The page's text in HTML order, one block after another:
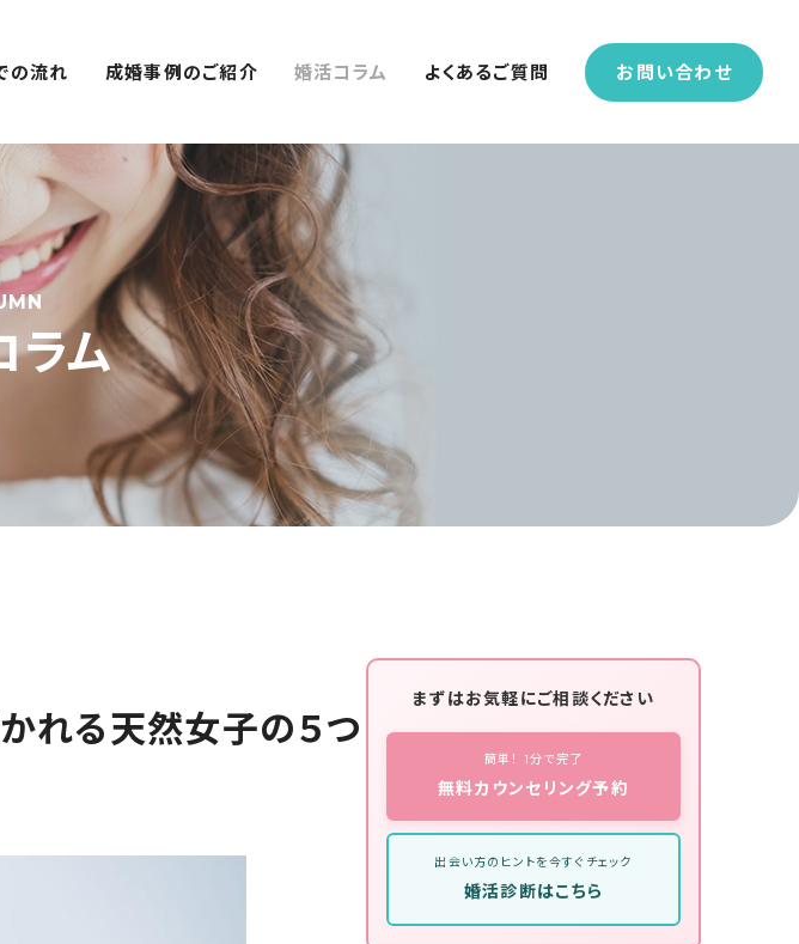
の流れ 成婚事例のご紹介 婚活コラム よくあるご質問 お問い合わせ
ラム
れる天然女子の５つ
まずはお気軽にご相談ください
簡単！ 1分で完了
無料カウンセリング予約
出会い方のヒントを今すぐチェック
婚活診断はこちら